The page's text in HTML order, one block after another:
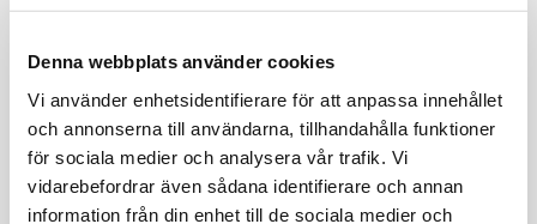
Denna webbplats använder cookies
Vi använder enhetsidentifierare för att anpassa innehållet
och annonserna till användarna, tillhandahålla funktioner
för sociala medier och analysera vår trafik. Vi
vidarebefordrar även sådana identifierare och annan
information från din enhet till de sociala medier och
Art. nr:
ARMBANDXXLPK